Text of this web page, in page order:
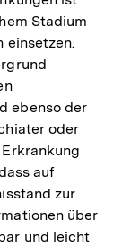
Stadium
ebenso der
oder
auf
zur
über
und leicht